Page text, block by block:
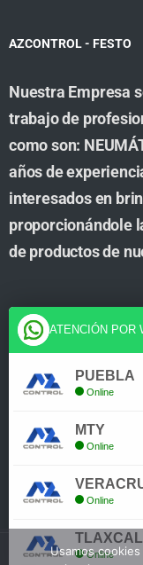
AZCONTROL - FESTO
Nuestra Empresa
trabajo de
como son:
años de
interesados en
proporcionándole
de productos de
Cuenta
Tienda
Mi Cuenta
Usamos
ATENCIÓN POR
PUEBLA
Online
MTY
Online
Online
Online